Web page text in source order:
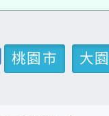
桃園市
大